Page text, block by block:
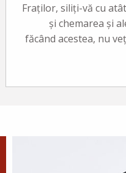
Fraților, siliți-vă cu
și chemarea și
făcând acestea, nu